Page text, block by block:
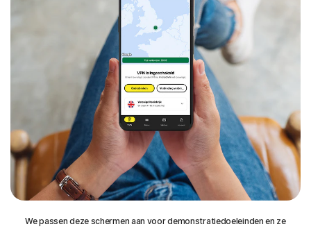
We passen deze schermen aan voor demonstratiedoeleinden en ze